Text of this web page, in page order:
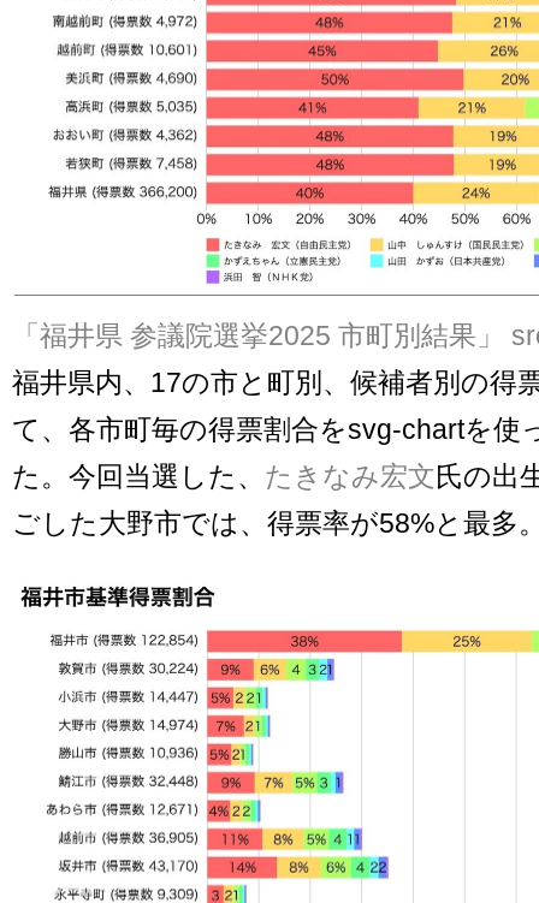
「福井県 参議院選挙2025 市町別結果」
福井県内、17の市と町別、候補者別の得
て、各市町毎の得票割合をsvg-chartを使
た。今回当選した、 たきなみ宏文氏の出
ごした大野市では、得票率が58%と最多